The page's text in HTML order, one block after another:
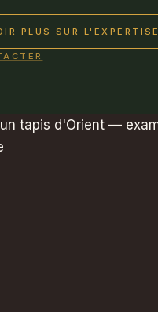
PLUS SUR L'EXPERTISE